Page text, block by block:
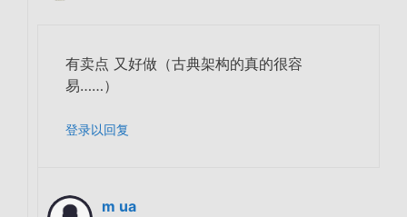
有卖点 又好做（古典架构的真的很容
易……）
登录以回复
m ua